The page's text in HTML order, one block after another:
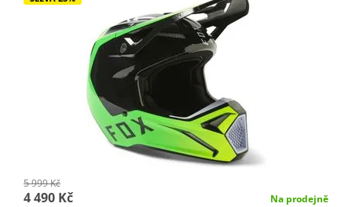
5 999 Kč
4 490 Kč Na prodejně